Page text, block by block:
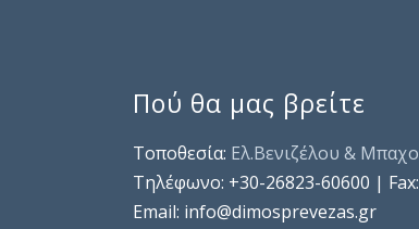
Πού θα μας βρείτε
Τοποθεσία: Ελ.Βενιζέλου &
Τηλέφωνo: +30-26823-60600 |
Email: info@dimosprevezas.gr